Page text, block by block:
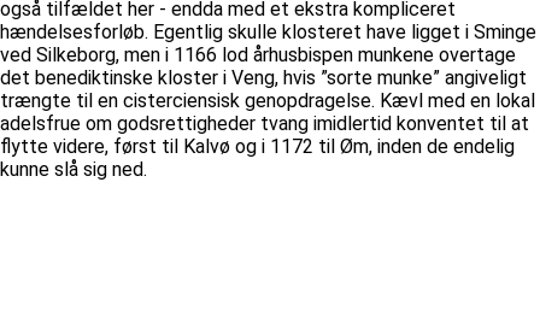
også tilfældet her - endda med et ekstra kompliceret
hændelsesforløb. Egentlig skulle klosteret have ligget i Sminge
ved Silkeborg, men i 1166 lod århusbispen munkene overtage
det benediktinske kloster i Veng, hvis ”sorte munke” angiveligt
trængte til en cisterciensisk genopdragelse. Kævl med en lokal
adelsfrue om godsrettigheder tvang imidlertid konventet til at
flytte videre, først til Kalvø og i 1172 til Øm, inden de endelig
kunne slå sig ned.